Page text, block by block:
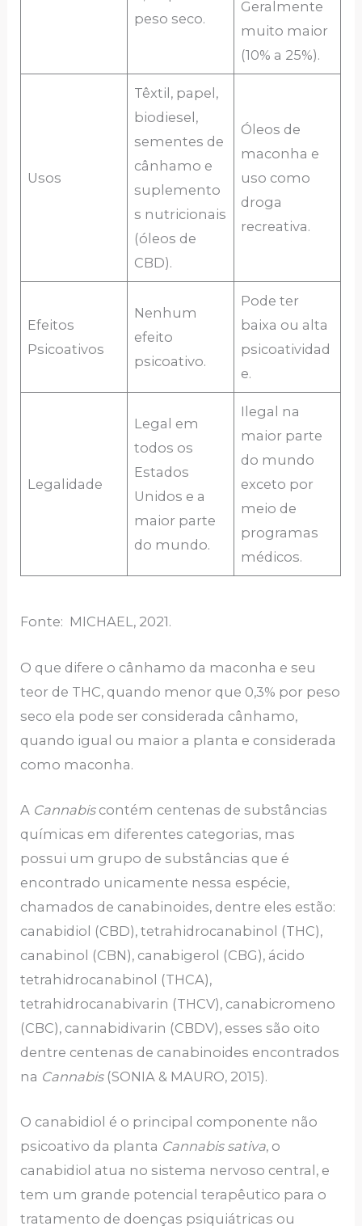
peso seco.
Geralmente
muito maior
(10% a 25%).
Usos
Têxtil, papel,
biodiesel,
sementes de
cânhamo e
suplemento
s nutricionais
(óleos de
CBD).
Óleos de
maconha e
uso como
droga
recreativa.
Efeitos
Psicoativos
Nenhum
efeito
psicoativo.
Pode ter
baixa ou alta
psicoatividad
e.
Legalidade
Legal em
todos os
Estados
Unidos e a
maior parte
do mundo.
Ilegal na
maior parte
do mundo
exceto por
meio de
programas
médicos.
Fonte: MICHAEL, 2021.
O que difere o cânhamo da maconha e seu
teor de THC, quando menor que 0,3% por peso
seco ela pode ser considerada cânhamo,
quando igual ou maior a planta e considerada
como maconha.
A Cannabis contém centenas de substâncias
químicas em diferentes categorias, mas
possui um grupo de substâncias que é
encontrado unicamente nessa espécie,
chamados de canabinoides, dentre eles estão:
canabidiol (CBD), tetrahidrocanabinol (THC),
canabinol (CBN), canabigerol (CBG), ácido
tetrahidrocanabinol (THCA),
tetrahidrocanabivarin (THCV), canabicromeno
(CBC), cannabidivarin (CBDV), esses são oito
dentre centenas de canabinoides encontrados
na Cannabis(SONIA & MAURO, 2015).
O canabidiol é o principal componente não
psicoativo da planta Cannabis sativa, o
canabidiol atua no sistema nervoso central, e
tem um grande potencial terapêutico para o
tratamento de doenças psiquiátricas ou